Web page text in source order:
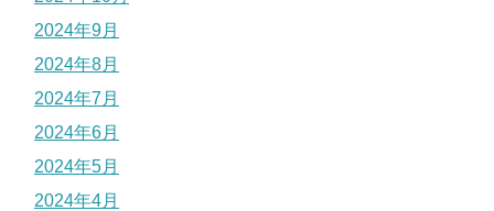
2024年9月
2024年8月
2024年7月
2024年6月
2024年5月
2024年4月